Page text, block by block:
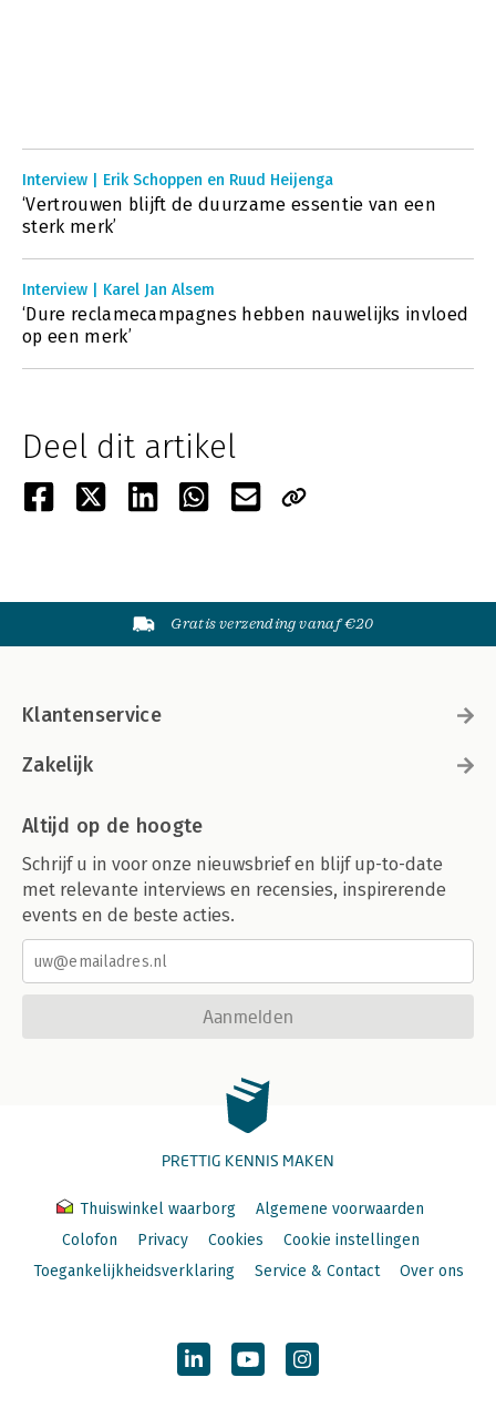
Interview | Erik Schoppen en Ruud Heijenga
‘Vertrouwen blijft de duurzame essentie van een
sterk merk’
Interview | Karel Jan Alsem
‘Dure reclamecampagnes hebben nauwelijks invloed
op een merk’
Deel dit artikel
Gratis verzending vanaf €20
Klantenservice
Zakelijk
Altijd op de hoogte
Schrijf u in voor onze nieuwsbrief en blijf up-to-date
met relevante interviews en recensies, inspirerende
events en de beste acties.
Aanmelden
PRETTIG KENNIS MAKEN
Thuiswinkel waarborg
Algemene voorwaarden
Colofon
Privacy Cookies
Cookie instellingen
Toegankelijkheidsverklaring
Service & Contact Over ons